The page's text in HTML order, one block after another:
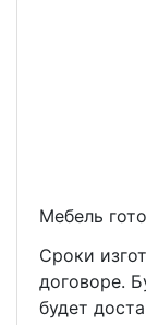
Мебель
Сроки
договоре.
будет